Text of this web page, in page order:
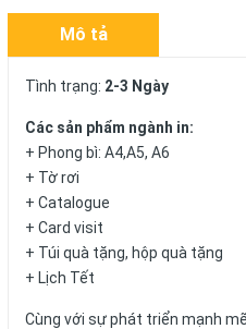
Mô tả
Tình trạng: 2-3 Ngày
Các sản phẩm ngành in:
+ Phong bì: A4,A5, A6
+ Tờ rơi
+ Catalogue
+ Card visit
+ Túi quà tặng, hộp quà tặng
+ Lịch Tết
Cùng với sự phát triển mạnh